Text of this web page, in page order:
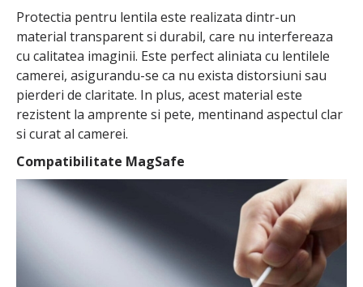
Protectia pentru lentila este realizata dintr-un
material transparent si durabil, care nu interfereaza
cu calitatea imaginii. Este perfect aliniata cu lentilele
camerei, asigurandu-se ca nu exista distorsiuni sau
pierderi de claritate. In plus, acest material este
rezistent la amprente si pete, mentinand aspectul clar
si curat al camerei.
Compatibilitate MagSafe